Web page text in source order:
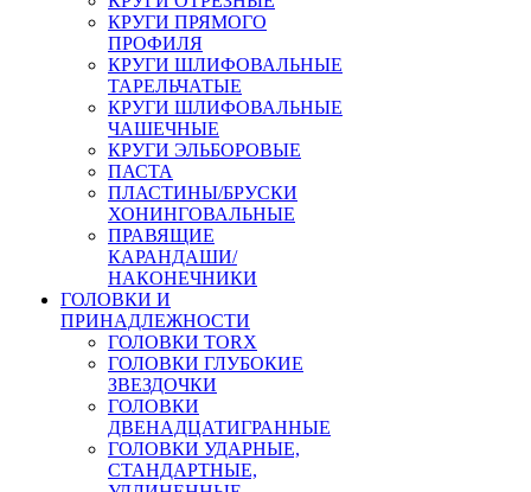
КРУГИ ПРЯМОГО
ПРОФИЛЯ
КРУГИ ШЛИФОВАЛЬНЫЕ
ТАРЕЛЬЧАТЫЕ
КРУГИ ШЛИФОВАЛЬНЫЕ
ЧАШЕЧНЫЕ
КРУГИ ЭЛЬБОРОВЫЕ
ПАСТА
ПЛАСТИНЫ/БРУСКИ
ХОНИНГОВАЛЬНЫЕ
ПРАВЯЩИЕ
КАРАНДАШИ/
НАКОНЕЧНИКИ
ГОЛОВКИ И
ПРИНАДЛЕЖНОСТИ
ГОЛОВКИ TORX
ГОЛОВКИ ГЛУБОКИЕ
ЗВЕЗДОЧКИ
ГОЛОВКИ
ДВЕНАДЦАТИГРАННЫЕ
ГОЛОВКИ УДАРНЫЕ,
СТАНДАРТНЫЕ,